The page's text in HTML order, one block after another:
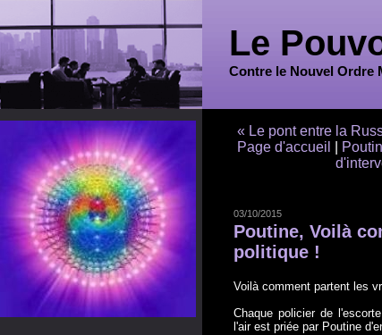
Le
Contre le Nouvel Ordre
« Le pont entre la
Page d'accueil
03/10/2015
Poutine, Voilà
politique !
Voilà comment partent les
Chaque policier de
l'air est priée par Poutine